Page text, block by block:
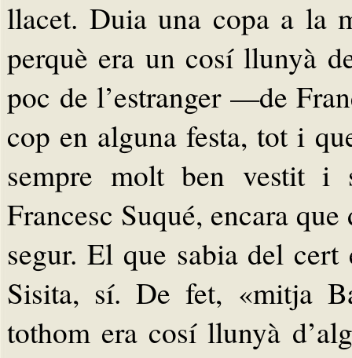
llacet. Duia una copa a la
perquè era un cosí llunyà
poc de l’estranger —de
cop en alguna festa, tot i
sempre molt ben vestit i
Francesc Suqué, encara
segur. El que sabia del
Sisita, sí. De fet, «mitja
tothom era cosí llunyà